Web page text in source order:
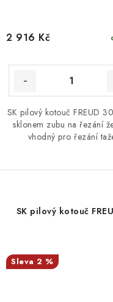
2 916 Kč
SK pilový kotouč FREUD
sklonem zubu na řezání
vhodný pro řezání
SK pilový kotouč
2 %